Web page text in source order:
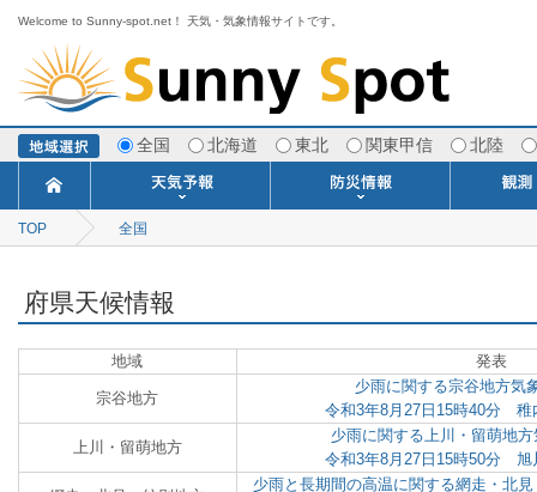
Welcome to Sunny-spot.net！ 天気・気象情報サイトです。
全国 北海道 東北 関東甲信 北陸
今日明日の天気
寒・暖候期予報
TOP 全国
府県天候情報
地域 発表
宗谷地方
少雨に関する宗谷地方
令和3年8月27日15時40分 稚
上川・留萌地方
少雨に関する上川・留萌地
令和3年8月27日15時50分 旭
少雨と長期間の高温に関する網走・北